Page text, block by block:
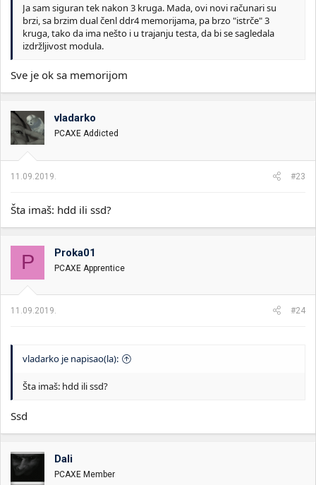
Ja sam siguran tek nakon 3 kruga. Mada, ovi novi računari su
brzi, sa brzim dual čenl ddr4 memorijama, pa brzo "istrče" 3
kruga, tako da ima nešto i u trajanju testa, da bi se sagledala
izdržljivost modula.
Sve je ok sa memorijom
vladarko
PCAXE Addicted
11.09.2019. #23
Šta imaš: hdd ili ssd?
P Proka01
PCAXE Apprentice
11.09.2019. #24
vladarko je napisao(la):
Šta imaš: hdd ili ssd?
Ssd
Dali
PCAXE Member